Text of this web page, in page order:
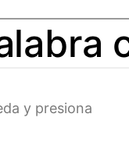
y presiona